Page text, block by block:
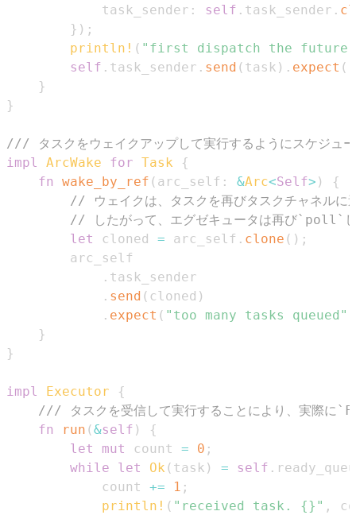
            task_sender
: self . task_sender .
} ) ;
println! ( "first dispatch the future
self . task_sender . send ( task ) . expect (
}
}
/// タスクをウェイクアップして実行するようにスケジュ
impl
ArcWake for Task
{
fn
wake_by_ref ( arc_self : &Arc<Self> )
{
// ウェイクは、タスクを再びタスクチャネルに
// したがって、エグゼキュータは再び`poll`
let
cloned = arc_self . clone ( ) ;
.
. send ( cloned )
. expect ( "too many tasks queued"
}
}
impl Executor
{
/// タスクを受信して実行することにより、実際に
fn
run (&self )
{
let
mut count = 0 ;
while
let Ok ( task ) = self .
            count
+= 1 ;
println! ( "received task. {}" ,